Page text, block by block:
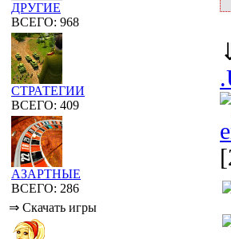
ДРУГИЕ
ВСЕГО: 968
СТРАТЕГИИ
ВСЕГО: 409
АЗАРТНЫЕ
ВСЕГО: 286
⇒ Скачать игры